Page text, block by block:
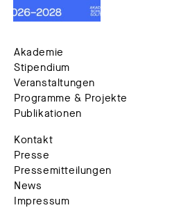
Akademie
Stipendium
Veranstaltungen
Programme & Projekte
Publikationen
Kontakt
Presse
Pressemitteilungen
News
Impressum